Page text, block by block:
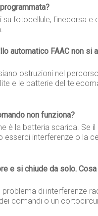
su fotocellule, finecorsa e
automatico FAAC non si
ostruzioni nel
e le batterie del
non funziona?
è la batteria scarica. Se
esserci interferenze o la
e si chiude da solo.
di interferenze
comandi o un